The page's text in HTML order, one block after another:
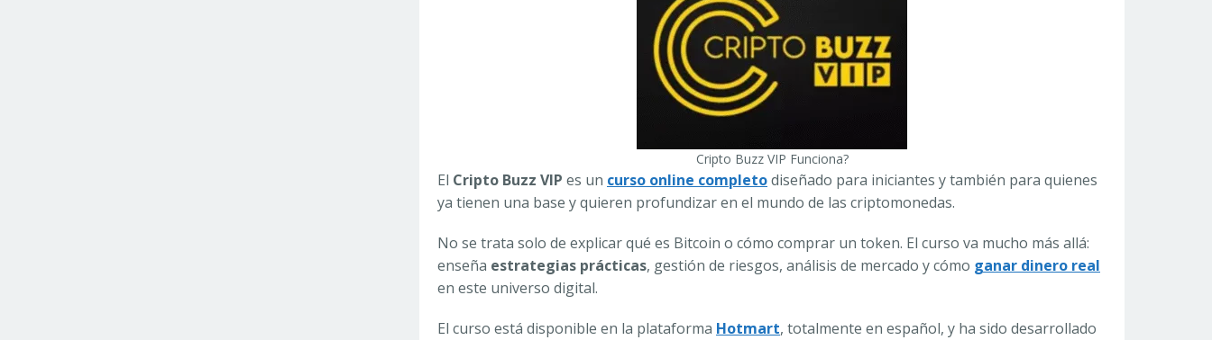
Cripto Buzz VIP Funciona?
El Cripto Buzz VIP es un curso online completodiseñado para iniciantes y también para quienes
ya tienen una base y quieren profundizar en el mundo de las criptomonedas.
No se trata solo de explicar qué es Bitcoin o cómo comprar un token. El curso va mucho más allá:
enseña estrategias prácticas, gestión de riesgos, análisis de mercado y cómo ganar dinero real
en este universo digital.
El curso está disponible en la plataforma Hotmart, totalmente en español, y ha sido desarrollado